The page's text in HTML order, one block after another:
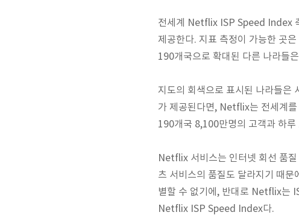
전세계 Netflix ISP Speed Index
제공한다. 지표 측정이 가능한 곳
190개국으로 확대된 다른 나라들
지도의 회색으로 표시된 나라들은
가 제공된다면, Netflix는 전세계
190개국 8,100만명의 고객과 하루
Netflix 서비스는 인터넷 회선 품
츠 서비스의 품질도 달라지기 때문
별할 수 없기에, 반대로 Netflix는
Netflix ISP Speed Index다.